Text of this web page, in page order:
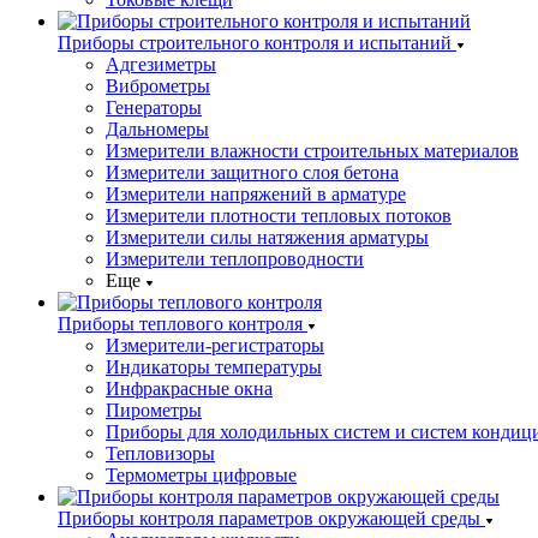
Приборы строительного контроля и испытаний
Адгезиметры
Виброметры
Генераторы
Дальномеры
Измерители влажности строительных материалов
Измерители защитного слоя бетона
Измерители напряжений в арматуре
Измерители плотности тепловых потоков
Измерители силы натяжения арматуры
Измерители теплопроводности
Еще
Приборы теплового контроля
Измерители-регистраторы
Индикаторы температуры
Инфракрасные окна
Пирометры
Приборы для холодильных систем и систем
Тепловизоры
Термометры цифровые
Приборы контроля параметров окружающей среды